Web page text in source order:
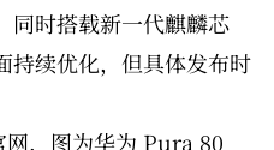
同时搭载新一代麒麟芯
持续优化，但具体发布时
网，图为华为 Pura 80